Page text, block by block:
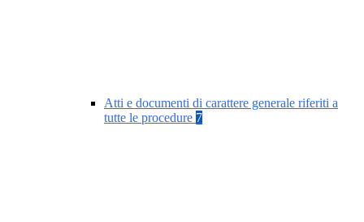
Atti e documenti di carattere generale riferiti a
tutte le procedure 7